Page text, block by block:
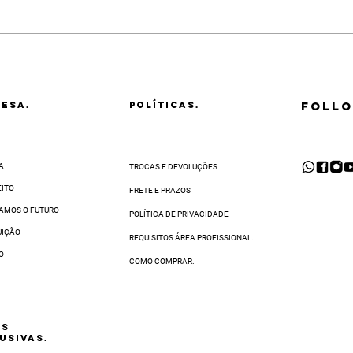
a região.
POLÍTICAS.
O FUTURO
TROCAS E DEVOLUÇÕES
FRETE E PRAZOS
POLÍTICA DE PRIVACIDADE
REQUISITOS ÁREA PROFISSIONAL.
COMO COMPRAR.